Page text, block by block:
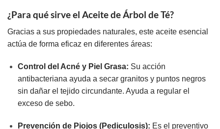
¿Para qué sirve el Aceite de Árbol de Té?
Gracias a sus propiedades naturales, este aceite esencial
actúa de forma eficaz en diferentes áreas:
Control del Acné y Piel Grasa: Su acción
antibacteriana ayuda a secar granitos y puntos negros
sin dañar el tejido circundante. Ayuda a regular el
exceso de sebo.
Prevención de Piojos (Pediculosis): Es el preventivo